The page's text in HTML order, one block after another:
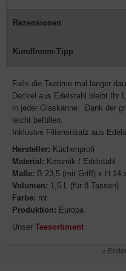
Rezensionen
KundInnen-Tipp
Falls die Teatime mal länger
Deckel aus Edelstahl bleibt Ihr
in jeder Glaskanne. Dank der
leicht befüllen.
Inklusive Filtereinsatz aus
Hersteller: Küchenprofi
Material: Keramik / Edelstahl
Maße: B 23,5 (mit Griff) x H 14
Volumen: 1,5 L (für 8 Tassen)
Farbe: rot
Produktion: Europa
Unser Teesortiment
«